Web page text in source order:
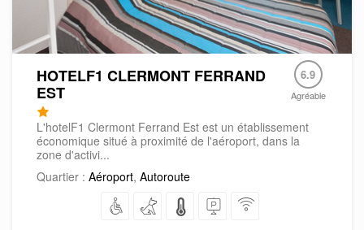
HOTELF1 CLERMONT FERRAND
EST
6.9
Agréable
L'hotelF1 Clermont Ferrand Est est un établissement
économique situé à proximité de l'aéroport, dans la
zone d'activi...
Quartier : Aéroport, Autoroute